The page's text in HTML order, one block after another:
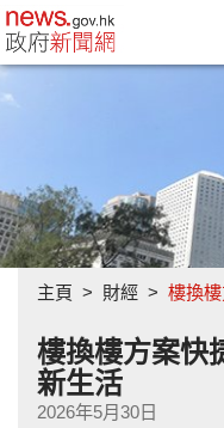
政府新聞網主頁
主頁 財經 樓換
樓換樓方案快
新生活
2026年5月30日